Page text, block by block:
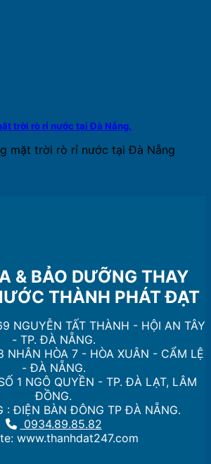
trời rò rỉ nước tại Đà Nẵng.
mặt trời rò rỉ nước tại Đà Nẵng
& BẢO DƯỠNG THAY
THÀNH PHÁT ĐẠT
NGUYỄN TẤT THÀNH - HỘI AN TÂY
- TP. ĐÀ NẴNG.
NHÂN HÒA 7 - HÒA XUÂN - CẨM LỆ
- ĐÀ NẴNG.
1 NGÔ QUYỀN - TP. ĐÀ LẠT, LÂM
ĐỒNG.
: ĐIỆN BÀN ĐÔNG TP ĐÀ NẴNG.
0934.89.85.82
www.thanhdat247.com